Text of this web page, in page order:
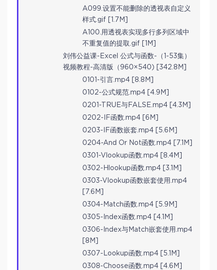
A099.设置不能删除的透视表自定义
样式.gif [1.7M]
A100.用透视表实现多行多列区域中
不重复值的提取.gif [1M]
刘伟公益课-Excel 公式与函数-（1-53集）
视频教程-高清版（960×540) [342.8M]
0101-引言.mp4 [8.8M]
0102-公式规范.mp4 [4.9M]
0201-TRUE与FALSE.mp4 [4.3M]
0202-IF函数.mp4 [6M]
0203-IF函数嵌套.mp4 [5.6M]
0204-And Or Not函数.mp4 [7.1M]
0301-Vlookup函数.mp4 [8.4M]
0302-Hlookup函数.mp4 [3.1M]
0303-Vlookup函数嵌套使用.mp4
[7.6M]
0304-Match函数.mp4 [5.9M]
0305-Index函数.mp4 [4.1M]
0306-Index与Match嵌套使用.mp4
[8M]
0307-Lookup函数.mp4 [5.1M]
0308-Choose函数.mp4 [4.6M]